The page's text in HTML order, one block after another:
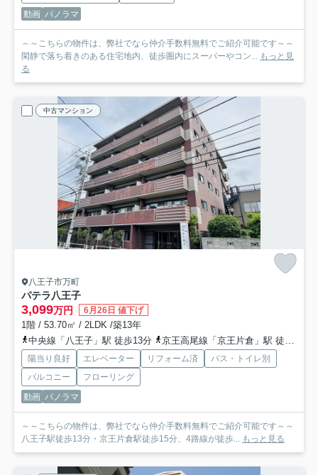
動画 パノラマ
～～こちらの物件は、弊社でなら仲介手数料無料でご紹介可能です～～
閑静で落ち着きのある住宅地内、徒歩圏内にスーパーやコン... もっと見
る
中古マンション
八王子市万町
パテラ八王子
3,099万円 6月26日 値下げ
1階 / 53.70㎡ / 2LDK /築13年
中央線「八王子」駅 徒歩13分
京王高尾線「京王片倉」駅 徒歩15分
陽当り良好 エレベーター リフォーム済
バス・トイレ別
バルコニー
フローリング
動画 パノラマ
～～こちらの物件は、弊社でなら仲介手数料無料でご紹介可能です～～
八王子駅徒歩13分・京王片倉駅徒歩15分、4路線が徒歩... もっと見る